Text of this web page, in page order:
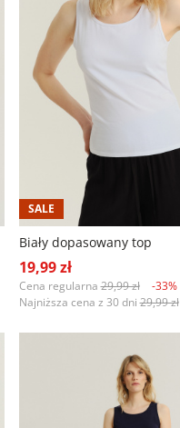
SALE
Biały dopasowany top
19,99 zł
Cena regularna29,99 zł
-33%
Najniższa cena z 30 dni29,99 zł